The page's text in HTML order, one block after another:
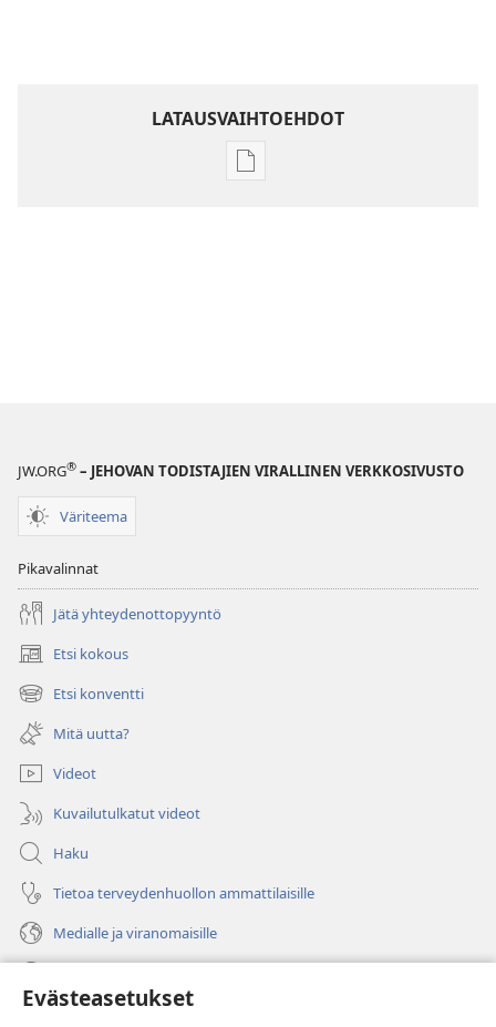
Evästeasetukset
LATAUSVAIHTOEHDOT
Julkaisujen
JW.ORG® – JEHOVAN TODISTAJIEN VIRALLINEN VERKKOSIVUSTO
Väriteema
Pikavalinnat
Jätä yhteydenottopyyntö
Etsi kokous
(avaa
uuden
ikkunan)
Etsi konventti
(avaa
uuden
ikkunan)
Mitä uutta?
Videot
Kuvailutulkatut videot
Haku
Tietoa terveydenhuollon ammattilaisille
Medialle ja viranomaisille